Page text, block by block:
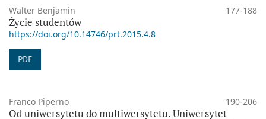
Walter Benjamin 177-188
Życie studentów
https://doi.org/10.14746/prt.2015.4.8
PDF
Franco Piperno 190-206
Od uniwersytetu do multiwersytetu. Uniwersytet